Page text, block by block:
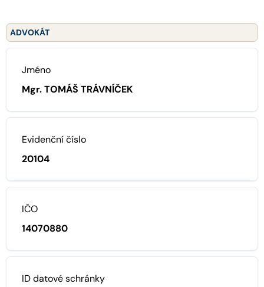
ADVOKÁT
Jméno
Mgr. TOMÁŠ TRÁVNÍČEK
Evidenční číslo
20104
IČO
14070880
ID datové schránky